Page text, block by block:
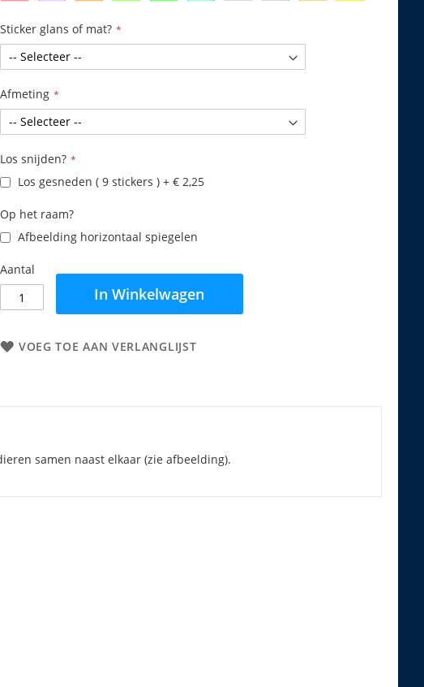
Sticker glans of mat?
Afmeting
Los snijden?
Los gesneden ( 9 stickers ) + € 2,25
Op het raam?
Afbeelding horizontaal spiegelen
Aantal
In Winkelwagen
VOEG TOE AAN VERLANGLIJST
samen naast elkaar (zie afbeelding).